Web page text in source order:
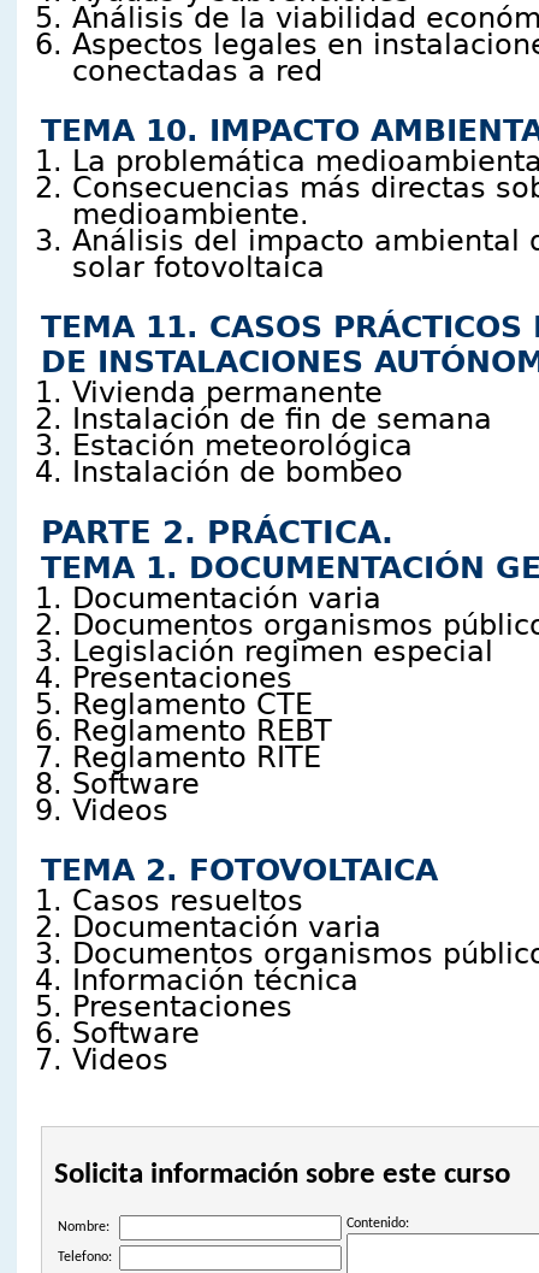
Análisis de la viabilidad
Aspectos legales en
conectadas a red
TEMA 10. IMPACTO
La problemática
Consecuencias más directas
medioambiente.
Análisis del impacto ambiental
solar fotovoltaica
TEMA 11. CASOS PRÁCTICOS
DE INSTALACIONES
Vivienda permanente
Instalación de fin de semana
Estación meteorológica
Instalación de bombeo
PARTE 2. PRÁCTICA.
TEMA 1. DOCUMENTACIÓN
Documentación varia
Documentos organismos
Legislación regimen especial
Presentaciones
Reglamento CTE
Reglamento REBT
Reglamento RITE
Software
Videos
TEMA 2. FOTOVOLTAICA
Casos resueltos
Documentación varia
Documentos organismos
Información técnica
Presentaciones
Software
Videos
Solicita información sobre este curso
Nombre: Contenido:
Telefono: